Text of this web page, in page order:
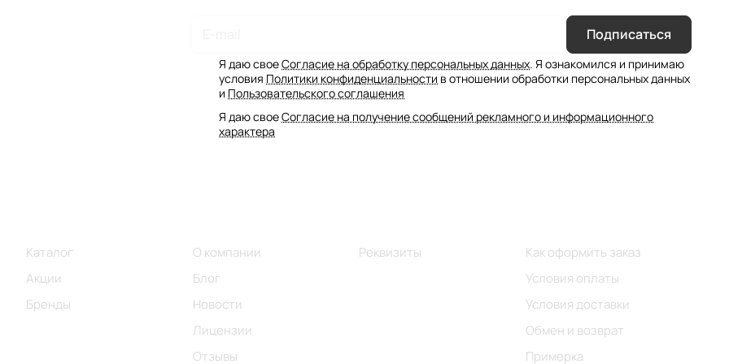
Подписаться
Я даю своеСогласие на обработку персональных данных. Я ознакомился и принимаю
условия Политики конфиденциальности в отношении обработки персональных данных
и Пользовательского соглашения
Я даю своеСогласие на получение сообщений рекламного и информационного
характера
Каталог
Акции
Бренды
О компании
Блог
Новости
Лицензии
Отзывы
Реквизиты
Как оформить заказ
Условия оплаты
Условия доставки
Обмен и возврат
Примерка